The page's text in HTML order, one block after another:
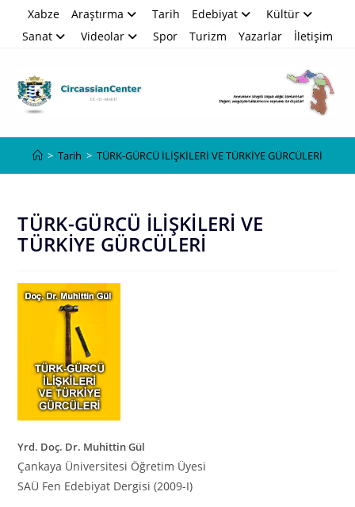
Xabze Araştırma Tarih Edebiyat
Kültür
Sanat
Videolar Spor Turizm Yazarlar İletişim
> Tarih > TÜRK-GÜRCÜ İLİŞKİLERİ VE TÜRKİYE GÜRCÜLERİ
TÜRK-GÜRCÜ İLİŞKİLERİ VE
TÜRKİYE GÜRCÜLERİ
Yrd. Doç. Dr. Muhittin Gül
Çankaya Üniversitesi Öğretim Üyesi
SAÜ Fen Edebiyat Dergisi (2009-I)